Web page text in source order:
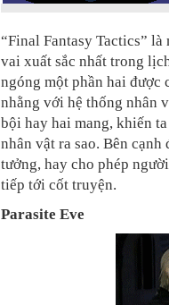
“Final Fantasy Tactics”
vai xuất sắc nhất trong
ngóng một phần hai được
nhằng với hệ thống nhân
bội hay hai mang, khiến
nhân vật ra sao. Bên
tưởng, hay cho phép
tiếp tới cốt truyện.
Parasite Eve